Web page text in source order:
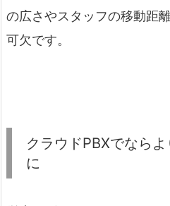
の広さやスタッフの移動距
可欠です。
クラウドPBXでなら
に